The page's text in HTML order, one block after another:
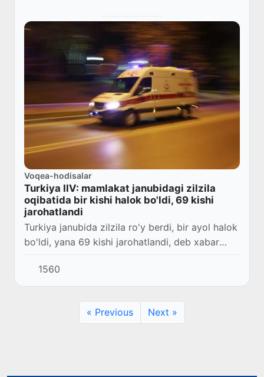
Voqea-hodisalar
Turkiya IIV: mamlakat janubidagi zilzila
oqibatida bir kishi halok bo'ldi, 69 kishi
jarohatlandi
Turkiya janubida zilzila ro'y berdi, bir ayol halok
bo'ldi, yana 69 kishi jarohatlandi, deb xabar
berdi mamlakat ichki ishlar vaziri Ali Yerlikaya X
ijtimoiy tarmog'ida.
1560
« Previous Next »